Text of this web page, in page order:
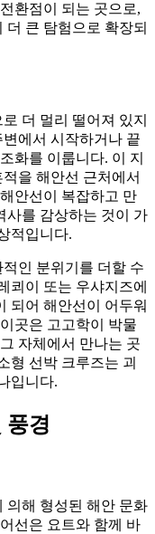
환점이 되는 곳으로,
큰 탐험으로 확장되
더 멀리 떨어져 있지
에서 시작하거나 끝
화를 이룹니다. 이 지
을 해안선 근처에서
안선이 복잡하고 만
사를 감상하는 것이 가
적입니다.
인 분위기를 더할 수
쾨이 또는 우샤지즈에
되어 해안선이 어두워
곳은 고고학이 박물
자체에서 만나는 곳
형 선박 크루즈는 괴
입니다.
풍경
의해 형성된 해안 문화
선은 요트와 함께 바